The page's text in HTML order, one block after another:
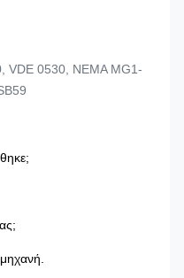
VDE 0530, NEMA MG1-